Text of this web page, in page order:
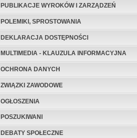
PUBLIKACJE WYROKÓW I ZARZĄDZEŃ
POLEMIKI, SPROSTOWANIA
DEKLARACJA DOSTĘPNOŚCI
MULTIMEDIA - KLAUZULA INFORMACYJNA
OCHRONA DANYCH
ZWIĄZKI ZAWODOWE
OGŁOSZENIA
POSZUKIWANI
DEBATY SPOŁECZNE